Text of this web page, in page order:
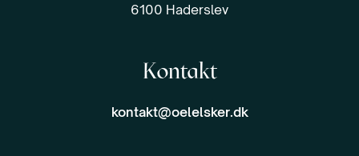
6100 Haderslev
Kontakt
kontakt@oelelsker.dk